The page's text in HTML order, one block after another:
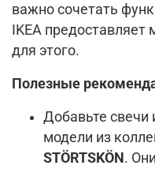
важно сочетать
IKEA
для этого.
Полезные
Добавьте свечи
модели из
STÖRTSKÖN.